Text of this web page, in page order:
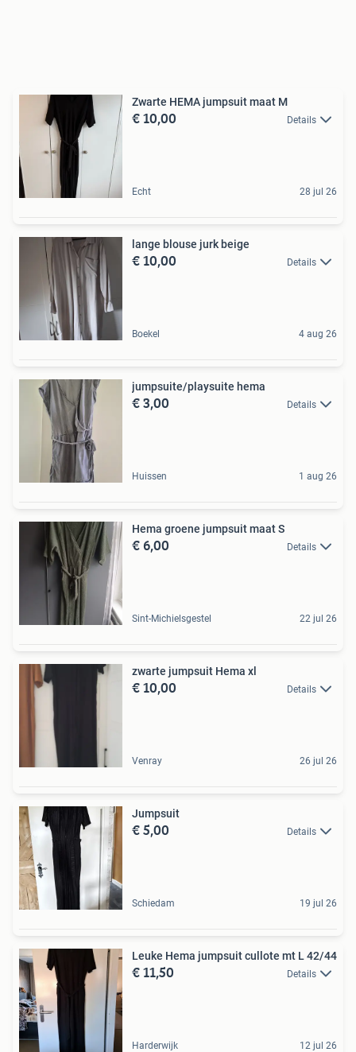
Zwarte HEMA jumpsuit maat M
€ 10,00 Details
Echt 28 jul 26
lange blouse jurk beige
€ 10,00 Details
Boekel 4 aug 26
jumpsuite/playsuite hema
€ 3,00 Details
Huissen 1 aug 26
Hema groene jumpsuit maat S
€ 6,00 Details
Sint-Michielsgestel 22 jul 26
zwarte jumpsuit Hema xl
€ 10,00 Details
Venray 26 jul 26
Jumpsuit
€ 5,00 Details
Schiedam 19 jul 26
Leuke Hema jumpsuit cullote mt L 42/44
€ 11,50 Details
Harderwijk 12 jul 26